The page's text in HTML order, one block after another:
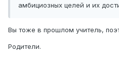
амбициозных целей и их
Вы тоже в прошлом учитель,
Родители.